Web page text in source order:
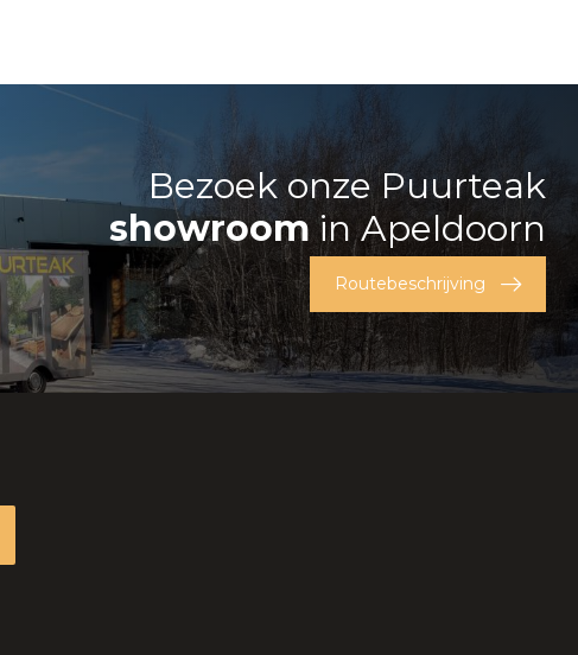
Bezoek onze Puurteak
showroomin Apeldoorn
Routebeschrijving